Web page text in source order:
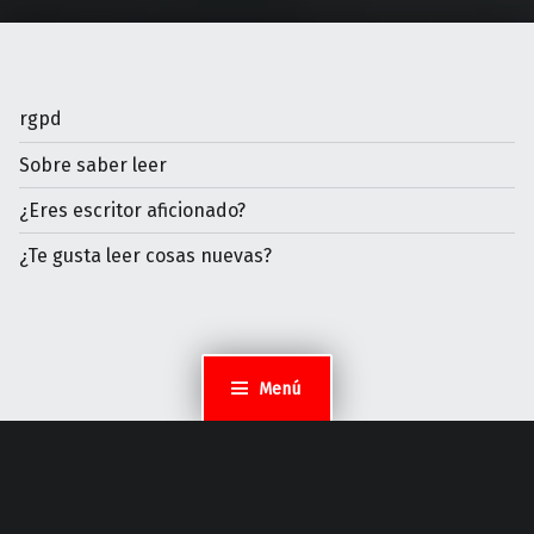
Menú
rgpd
Sobre saber leer
¿Eres escritor aficionado?
¿Te gusta leer cosas nuevas?